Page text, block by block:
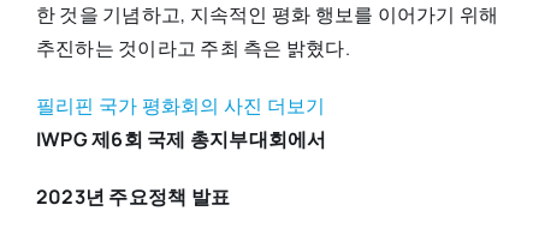
한 것을 기념하고, 지속적인 평화 행보를 이어가기 위해
추진하는 것이라고 주최 측은 밝혔다.
필리핀 국가 평화회의 사진 더보기
IWPG제6회 국제 총지부대회에서
2023년 주요정책 발표